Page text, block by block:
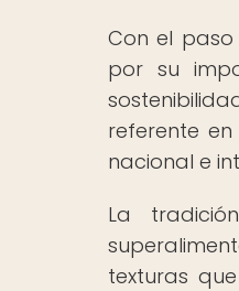
Con el
por su
referente
nacional e
La
texturas